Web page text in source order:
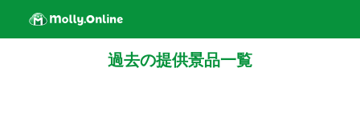
過去の提供景品一覧